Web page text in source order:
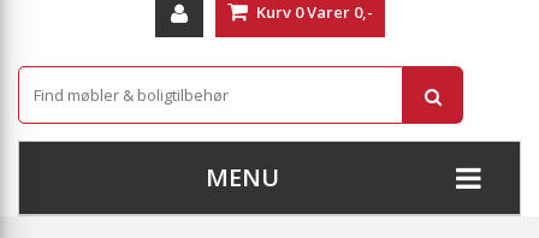
Kurv 0Varer 0,-
MENU